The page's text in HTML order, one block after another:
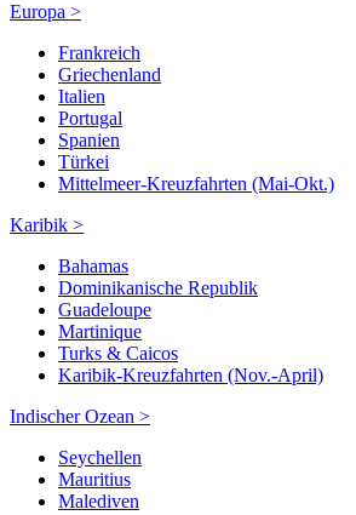
Europa >
Frankreich
Griechenland
Italien
Portugal
Spanien
Türkei
Mittelmeer-Kreuzfahrten (Mai-Okt.)
Karibik >
Bahamas
Dominikanische Republik
Guadeloupe
Martinique
Turks & Caicos
Karibik-Kreuzfahrten (Nov.-April)
Indischer Ozean >
Seychellen
Mauritius
Malediven